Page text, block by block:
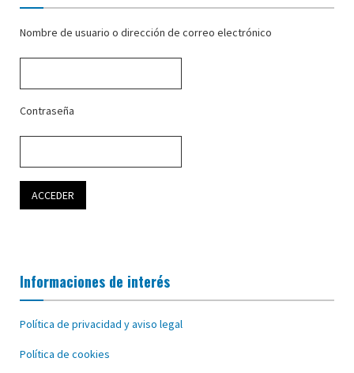
Nombre de usuario o dirección de correo electrónico
Contraseña
Informaciones de interés
Política de privacidad y aviso legal
Política de cookies